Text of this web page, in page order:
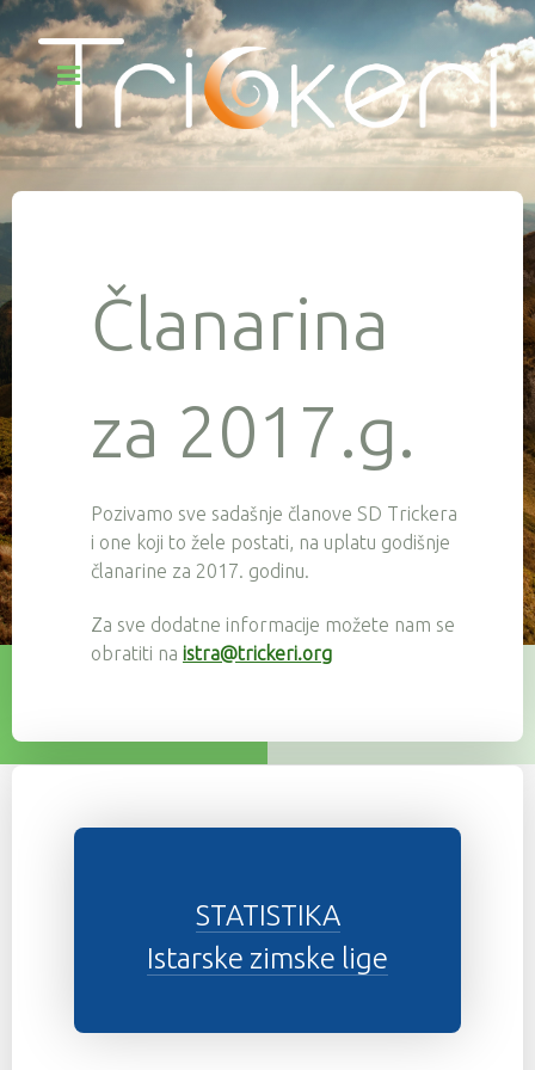
Članarina
za 2017.g.
Pozivamo sve sadašnje članove SD Trickera
i one koji to žele postati, na uplatu godišnje
članarine za 2017. godinu.
Za sve dodatne informacije možete nam se
obratiti na istra@trickeri.org
STATISTIKA
Istarske zimske lige